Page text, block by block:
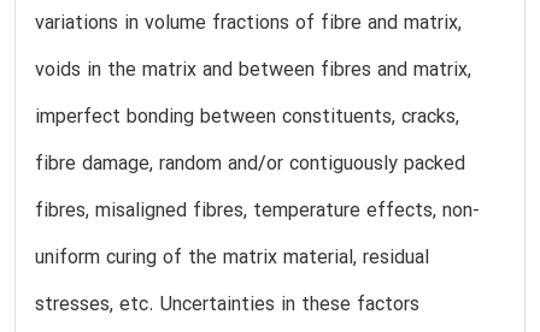
variations in volume fractions of fibre and matrix,
voids in the matrix and between fibres and matrix,
imperfect bonding between constituents, cracks,
fibre damage, random and/or contiguously packed
fibres, misaligned fibres, temperature effects, non-
uniform curing of the matrix material, residual
stresses, etc. Uncertainties in these factors